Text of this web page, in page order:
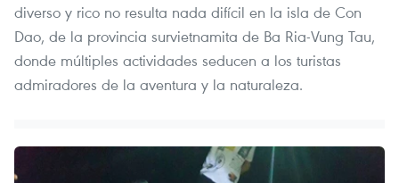
diverso y rico no resulta nada difícil en la isla de Con
Dao, de la provincia survietnamita de Ba Ria-Vung Tau,
donde múltiples actividades seducen a los turistas
admiradores de la aventura y la naturaleza.